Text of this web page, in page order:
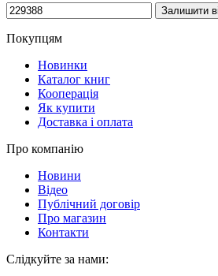
Покупцям
Новинки
Каталог книг
Кооперація
Як купити
Доставка і оплата
Про компанію
Новини
Відео
Публічний договір
Про магазин
Контакти
Слідкуйте за нами: